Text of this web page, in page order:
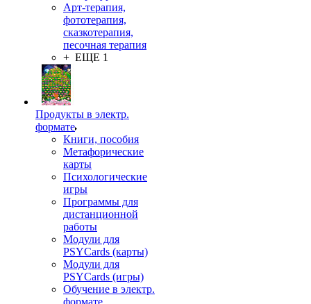
Арт-терапия,
фототерапия,
сказкотерапия,
песочная терапия
+ ЕЩЕ 1
Продукты в электр.
формате
Книги, пособия
Метафорические
карты
Психологические
игры
Программы для
дистанционной
работы
Модули для
PSYCards (карты)
Модули для
PSYCards (игры)
Обучение в электр.
формате